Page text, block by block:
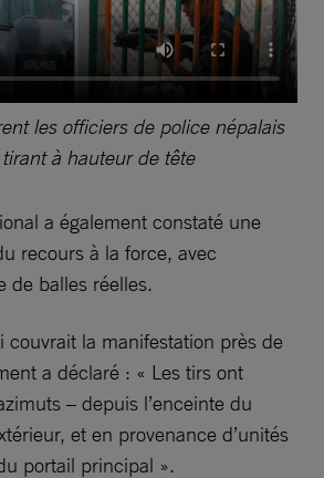
les officiers de police népalais
à hauteur de tête
a également constaté une
recours à la force, avec
de balles réelles.
couvrait la manifestation près de
a déclaré : « Les tirs ont
– depuis l’enceinte du
et en provenance d’unités
portail principal ».